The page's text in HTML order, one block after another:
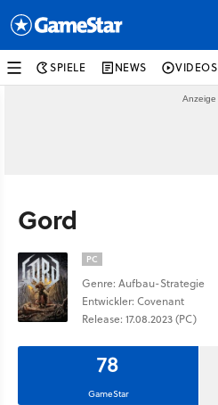
SPIELE NEWS VIDEOS
Gord
PC
Genre: Aufbau-Strategie
Entwickler: Covenant
Release: 17.08.2023 (PC)
78
GameStar